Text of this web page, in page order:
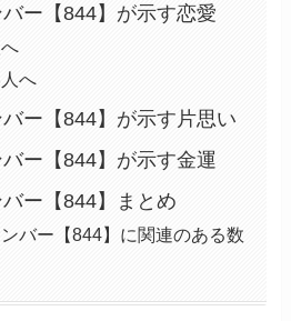
ー【844】が示す恋愛
へ
ー【844】が示す片思い
ー【844】が示す金運
ー【844】まとめ
バー【844】に関連のある数